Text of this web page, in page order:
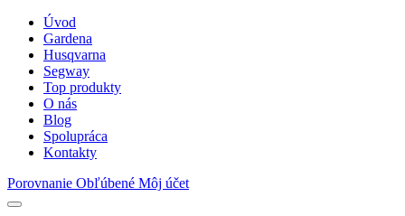
Úvod
Gardena
Husqvarna
Segway
Top produkty
O nás
Blog
Spolupráca
Kontakty
Porovnanie Obľúbené Môj účet